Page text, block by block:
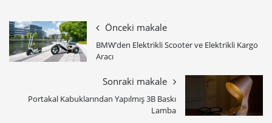
Önceki makale
BMW’den Elektrikli Scooter ve Elektrikli Kargo
Aracı
Sonraki makale
Portakal Kabuklarından Yapılmış 3B Baskı
Lamba